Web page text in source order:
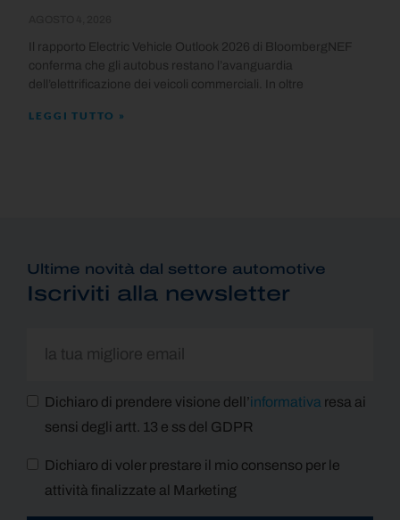
Il rapporto Electric Vehicle Outlook 2026 di BloombergNEF
conferma che gli autobus restano l’avanguardia
dell’elettrificazione dei veicoli commerciali. In oltre
LEGGI TUTTO »
Ultime novità dal settore automotive
Iscriviti alla newsletter
Dichiaro di prendere visione dell’informativa resa ai
sensi degli artt. 13 e ss del GDPR
Dichiaro di voler prestare il mio consenso per le
attività finalizzate al Marketing